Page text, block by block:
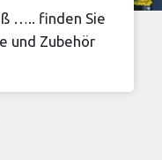
….. finden Sie
und Zubehör